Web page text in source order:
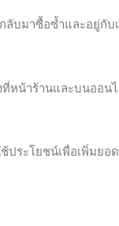
บมาซื้อซ้ำและอยู่กับ
หน้าร้านและบนออน
ระโยชน์เพื่อเพิ่มยอ